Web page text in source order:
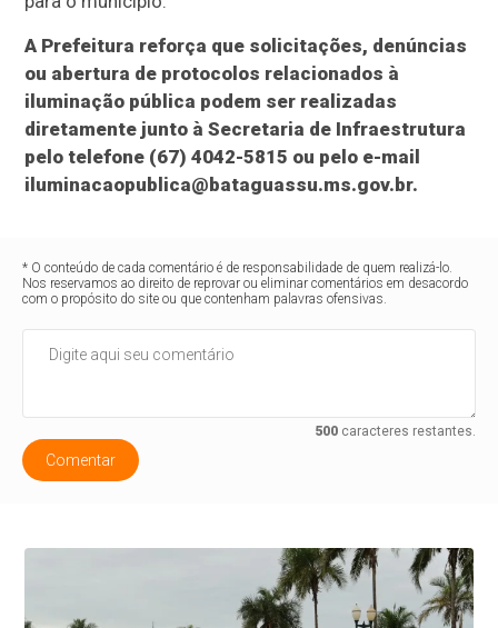
A Prefeitura reforça que solicitações, denúncias
ou abertura de protocolos relacionados à
iluminação pública podem ser realizadas
diretamente junto à Secretaria de Infraestrutura
pelo telefone (67) 4042-5815 ou pelo e-mail
iluminacaopublica@bataguassu.ms.gov.br.
* O conteúdo de cada comentário é de responsabilidade de quem realizá-lo.
Nos reservamos ao direito de reprovar ou eliminar comentários em desacordo
com o propósito do site ou que contenham palavras ofensivas.
500caracteres restantes.
Comentar